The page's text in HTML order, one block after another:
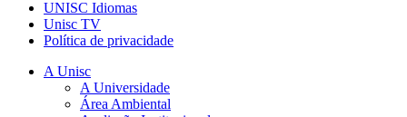
UNISC Idiomas
Unisc TV
Política de privacidade
A Unisc
A Universidade
Área Ambiental